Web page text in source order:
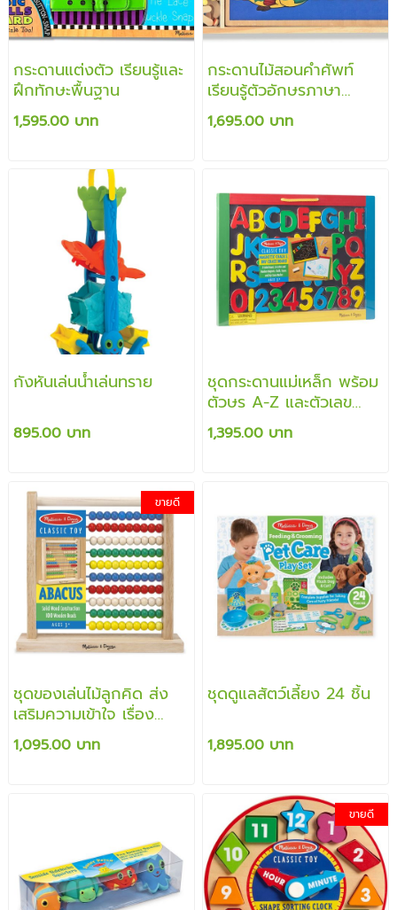
กระดานแต่งตัว เรียนรู้และ
ฝึกทักษะพื้นฐาน
1,595.00 บาท
กระดานไม้สอนคำศัพท์
เรียนรู้ตัวอักษรภาษา
อังกฤษและคำศัพท์
1,695.00 บาท
กังหันเล่นน้ำเล่นทราย
895.00 บาท
ชุดกระดานแม่เหล็ก พร้อม
ตัวษร A-Z และตัวเลข
เสริมสร้างคำศัพท์ การ
เรียนรู้
1,395.00 บาท
ขายดี
ชุดของเล่นไม้ลูกคิด ส่ง
เสริมความเข้าใจ เรื่อง
จำนวนและตัวเลข
1,095.00 บาท
ชุดดูแลสัตว์เลี้ยง 24 ชิ้น
1,895.00 บาท
ขายดี